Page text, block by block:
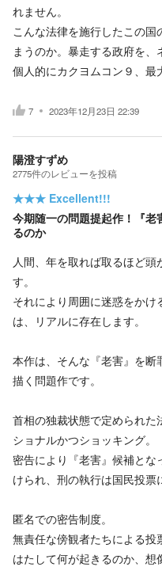
れません。
こんな法律を施行したこの
まうのか。暴走する政府を、
個人的にカクヨムコン９、最
7 2023年12月23日 22:39
陽澄すずめ
2775件のレビューを投稿
★★★ Excellent!!!
今期随一の問題提起作！『
るのか
人間、年を取れば取るほど
す。
それにより周囲に迷惑をか
は、リアルに存在します。
本作は、そんな『老害』を
描く問題作です。
首相の独裁状態で定められ
ショナルかつショッキング。
密告により『老害』候補と
けられ、刑の執行は国民投票
匿名での密告制度。
無責任な傍観者たちによる投
はたして何が起きるのか、想